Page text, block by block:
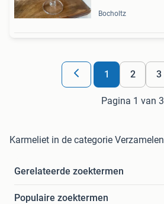
Bocholtz
1 2 3
Pagina 1 van 3
Karmeliet in de categorie Verzamelen
Gerelateerde zoektermen
Populaire zoektermen